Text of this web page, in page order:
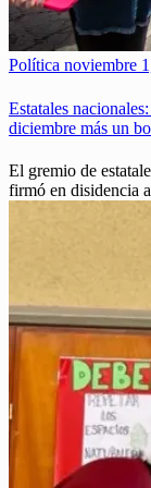
Política noviembre
Estatales
diciembre más un
El gremio de
firmó en disidencia